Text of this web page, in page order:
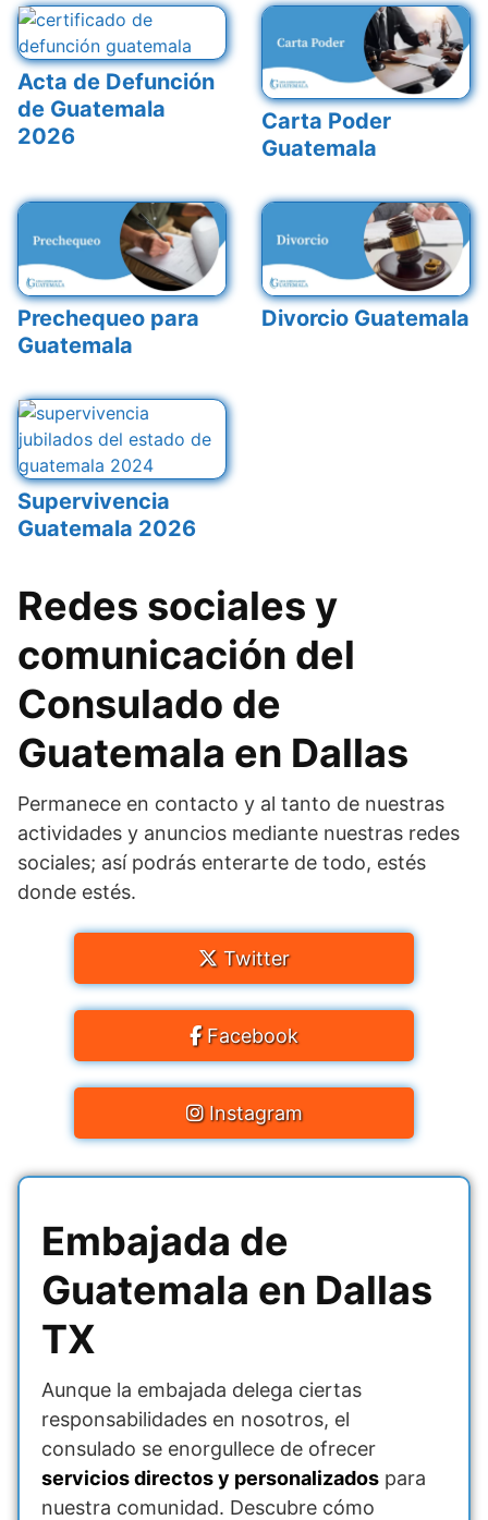
Acta de Defunción
de Guatemala
2026
Carta Poder
Guatemala
Prechequeo para
Guatemala
Divorcio Guatemala
Supervivencia
Guatemala 2026
Redes sociales y
comunicación del
Consulado de
Guatemala en Dallas
Permanece en contacto y al tanto de nuestras
actividades y anuncios mediante nuestras redes
sociales; así podrás enterarte de todo, estés
donde estés.
Twitter
Facebook
Instagram
Embajada de
Guatemala en Dallas
TX
Aunque la embajada delega ciertas
responsabilidades en nosotros, el
consulado se enorgullece de ofrecer
servicios directos y personalizados para
nuestra comunidad. Descubre cómo